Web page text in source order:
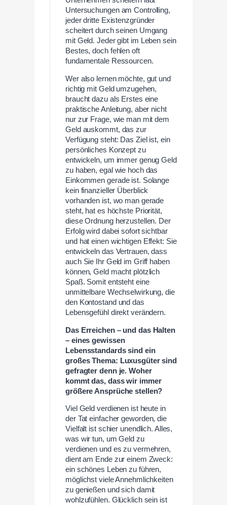
Untersuchungen am Controlling,
jeder dritte Existenzgründer
scheitert durch seinen Umgang
mit Geld. Jeder gibt im Leben sein
Bestes, doch fehlen oft
fundamentale Ressourcen.
Wer also lernen möchte, gut und
richtig mit Geld umzugehen,
braucht dazu als Erstes eine
praktische Anleitung, aber nicht
nur zur Frage, wie man mit dem
Geld auskommt, das zur
Verfügung steht: Das Ziel ist, ein
persönliches Konzept zu
entwickeln, um immer genug Geld
zu haben, egal wie hoch das
Einkommen gerade ist. Solange
kein finanzieller Überblick
vorhanden ist, wo man gerade
steht, hat es höchste Priorität,
diese Ordnung herzustellen. Der
Erfolg wird dabei sofort sichtbar
und hat einen wichtigen Effekt: Sie
entwickeln das Vertrauen, dass
auch Sie Ihr Geld im Griff haben
können, Geld macht plötzlich
Spaß. Somit entsteht eine
unmittelbare Wechselwirkung, die
den Kontostand und das
Lebensgefühl direkt verändern.
Das Erreichen – und das Halten
– eines gewissen
Lebensstandards sind ein
großes Thema: Luxusgüter sind
gefragter denn je. Woher
kommt das, dass wir immer
größere Ansprüche stellen?
Viel Geld verdienen ist heute in
der Tat einfacher geworden, die
Vielfalt ist schier unendlich. Alles,
was wir tun, um Geld zu
verdienen und es zu vermehren,
dient am Ende zur einem Zweck:
ein schönes Leben zu führen,
möglichst viele Annehmlichkeiten
zu genießen und sich damit
wohlzufühlen. Glücklich sein ist